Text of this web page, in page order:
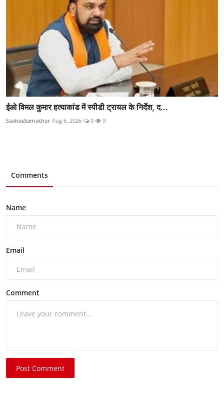
ईओ विमल कुमार हत्याकांड में स्पीडी ट्रायल के निर्देश, द...
SaahasSamachar Aug 6, 2026 0 9
Comments
Name
Email
Comment
Post Comment